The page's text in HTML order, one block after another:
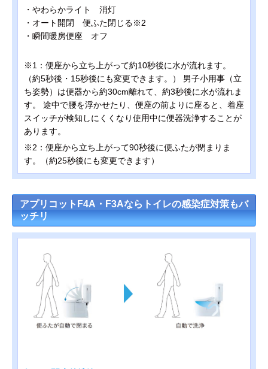
・やわらかライト 消灯
・オート開閉 便ふた閉じる※2
・瞬間暖房便座 オフ
※1：便座から立ち上がって約10秒後に水が流れます。
（約5秒後・15秒後にも変更できます。） 男子小用事（立
ち姿勢）は便器から約30cm離れて、約3秒後に水が流れま
す。 途中で腰を浮かせたり、便座の前よりに座ると、着座
スイッチが検知しにくくなり使用中に便器洗浄することが
あります。
※2：便座から立ち上がって90秒後に便ふたが閉まりま
す。（約25秒後にも変更できます）
アプリコットF4A・F3Aならトイレの感染症対策もバ
ッチリ